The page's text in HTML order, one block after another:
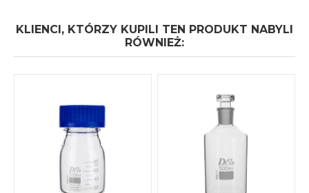
KLIENCI, KTÓRZY KUPILI TEN PRODUKT NABYLI
RÓWNIEŻ: